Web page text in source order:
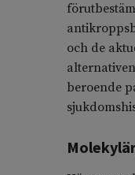
och de
beroende